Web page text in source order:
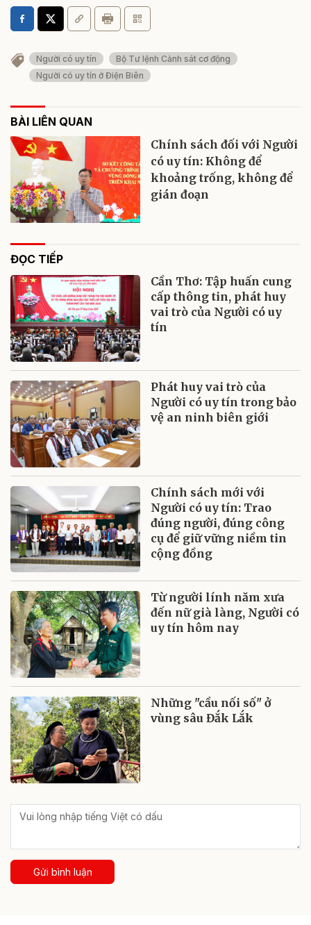
Người có uy tín
Bộ Tư lệnh Cảnh sát cơ động
Người có uy tín ở Điện Biên
BÀI LIÊN QUAN
Chính sách đối với Người
có uy tín: Không để
khoảng trống, không để
gián đoạn
ĐỌC TIẾP
Cần Thơ: Tập huấn cung
cấp thông tin, phát huy
vai trò của Người có uy
tín
Phát huy vai trò của
Người có uy tín trong bảo
vệ an ninh biên giới
Chính sách mới với
Người có uy tín: Trao
đúng người, đúng công
cụ để giữ vững niềm tin
cộng đồng
Từ người lính năm xưa
đến nữ già làng, Người có
uy tín hôm nay
Những "cầu nối số" ở
vùng sâu Đắk Lắk
Gửi bình luận